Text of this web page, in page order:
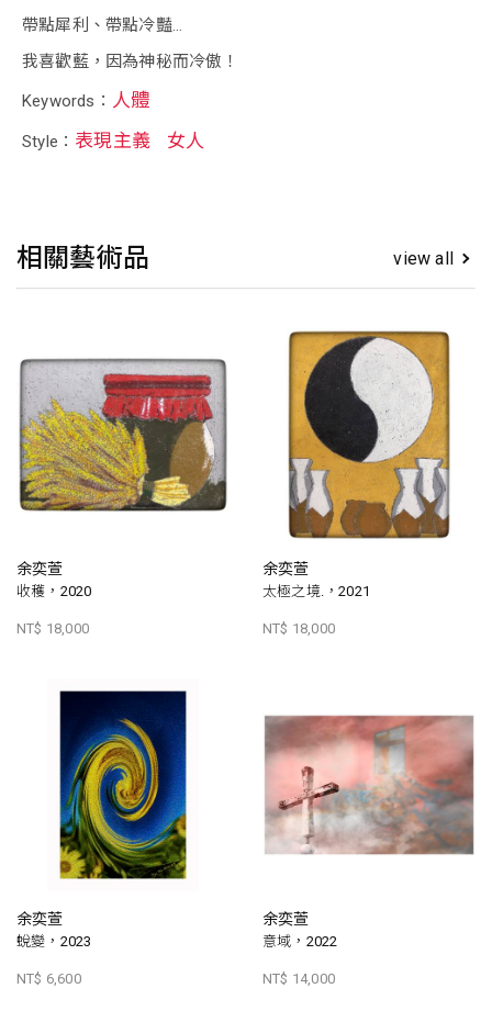
帶點犀利、帶點冷豔…
我喜歡藍，因為神秘而冷傲！
Keywords： 人體
Style： 表現主義 女人
相關藝術品 view all
余奕萱
收穫，2020
NT$ 18,000
余奕萱
太極之境.，2021
NT$ 18,000
余奕萱
蛻變，2023
NT$ 6,600
余奕萱
意域，2022
NT$ 14,000